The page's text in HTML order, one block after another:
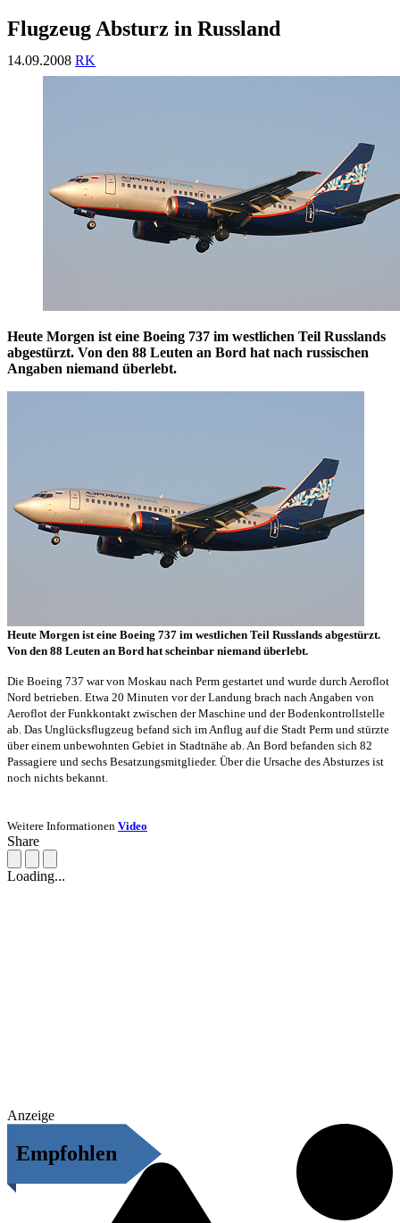
Flugzeug Absturz in Russland
14.09.2008 RK
Heute Morgen ist eine Boeing 737 im westlichen Teil Russlands
abgestürzt. Von den 88 Leuten an Bord hat nach russischen
Angaben niemand überlebt.
Heute Morgen ist eine Boeing 737 im westlichen Teil Russlands abgestürzt.
Von den 88 Leuten an Bord hat scheinbar niemand überlebt.
Die Boeing 737 war von Moskau nach Perm gestartet und wurde durch Aeroflot
Nord betrieben. Etwa 20 Minuten vor der Landung brach nach Angaben von
Aeroflot der Funkkontakt zwischen der Maschine und der Bodenkontrollstelle
ab. Das Unglücksflugzeug befand sich im Anflug auf die Stadt Perm und stürzte
über einem unbewohnten Gebiet in Stadtnähe ab. An Bord befanden sich 82
Passagiere und sechs Besatzungsmitglieder. Über die Ursache des Absturzes ist
noch nichts bekannt.
Weitere Informationen Video
Share
Loading...
Anzeige
Empfohlen